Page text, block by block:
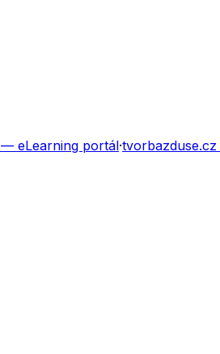
— eLearning portál·tvorbazduse.cz